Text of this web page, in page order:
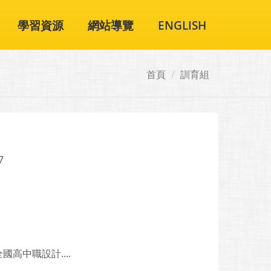
學習資源 網站導覽 ENGLISH
首頁 訓育組
高中職設計....